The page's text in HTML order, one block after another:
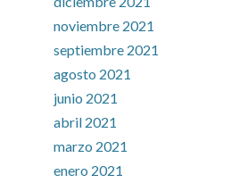
noviembre 2021
septiembre 2021
agosto 2021
junio 2021
abril 2021
marzo 2021
enero 2021